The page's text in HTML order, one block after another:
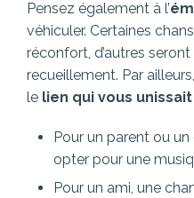
Pensez également à l’
véhiculer. Certaines
réconfort, d’autres
recueillement. Par
le lien qui vous unissait
Pour un parent ou
opter pour une
Pour un ami, une